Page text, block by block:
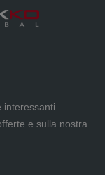
interessanti
e sulla nostra